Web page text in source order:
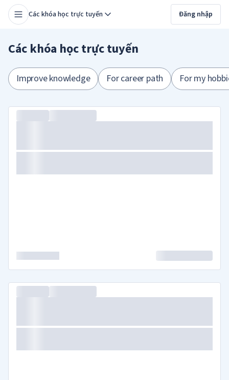
Các khóa học trực tuyến Đăng nhập
Các khóa học trực tuyến
Improve knowledge For career path For my